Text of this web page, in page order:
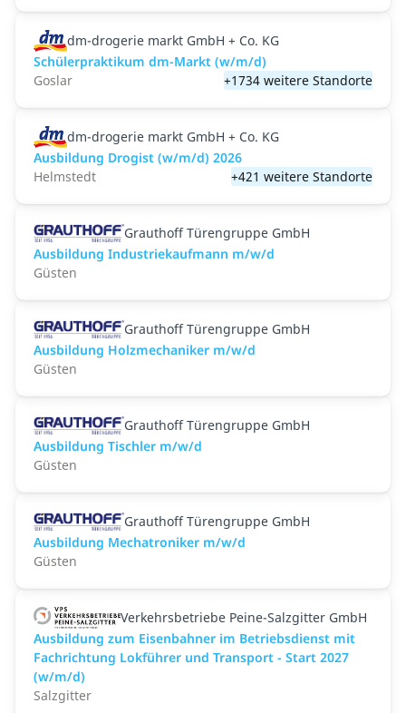
dm-drogerie markt GmbH + Co. KG
Schülerpraktikum dm-Markt (w/m/d)
Goslar
+1734 weitere Standorte
dm-drogerie markt GmbH + Co. KG
Ausbildung Drogist (w/m/d) 2026
Helmstedt
+421 weitere Standorte
Grauthoff Türengruppe GmbH
Ausbildung Industriekaufmann m/w/d
Güsten
Grauthoff Türengruppe GmbH
Ausbildung Holzmechaniker m/w/d
Güsten
Grauthoff Türengruppe GmbH
Ausbildung Tischler m/w/d
Güsten
Grauthoff Türengruppe GmbH
Ausbildung Mechatroniker m/w/d
Güsten
Verkehrsbetriebe Peine-Salzgitter GmbH
Ausbildung zum Eisenbahner im Betriebsdienst mit
Fachrichtung Lokführer und Transport - Start 2027
(w/m/d)
Salzgitter